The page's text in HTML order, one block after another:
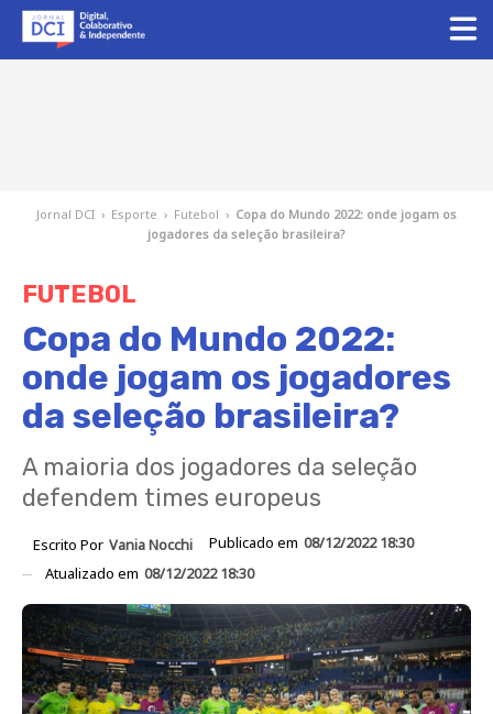
Jornal DCI › Esporte › Futebol › Copa do Mundo 2022: onde jogam os
jogadores da seleção brasileira?
FUTEBOL
Copa do Mundo 2022:
onde jogam os jogadores
da seleção brasileira?
A maioria dos jogadores da seleção
defendem times europeus
Escrito Por Vania Nocchi Publicado em 08/12/2022 18:30
Atualizado em 08/12/2022 18:30